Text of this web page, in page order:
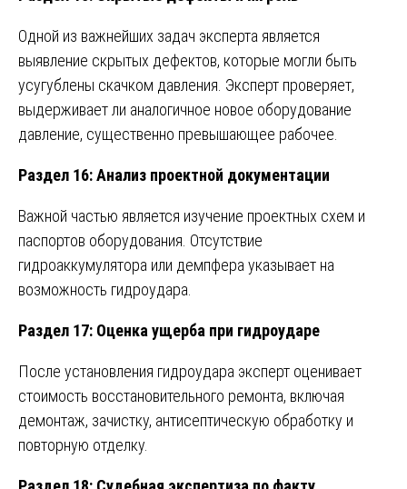
Одной из важнейших задач эксперта является
выявление скрытых дефектов, которые могли быть
усугублены скачком давления. Эксперт проверяет,
выдерживает ли аналогичное новое оборудование
давление, существенно превышающее рабочее.
Раздел 16: Анализ проектной документации
Важной частью является изучение проектных схем и
паспортов оборудования. Отсутствие
гидроаккумулятора или демпфера указывает на
возможность гидроудара.
Раздел 17: Оценка ущерба при гидроударе
После установления гидроудара эксперт оценивает
стоимость восстановительного ремонта, включая
демонтаж, зачистку, антисептическую обработку и
повторную отделку.